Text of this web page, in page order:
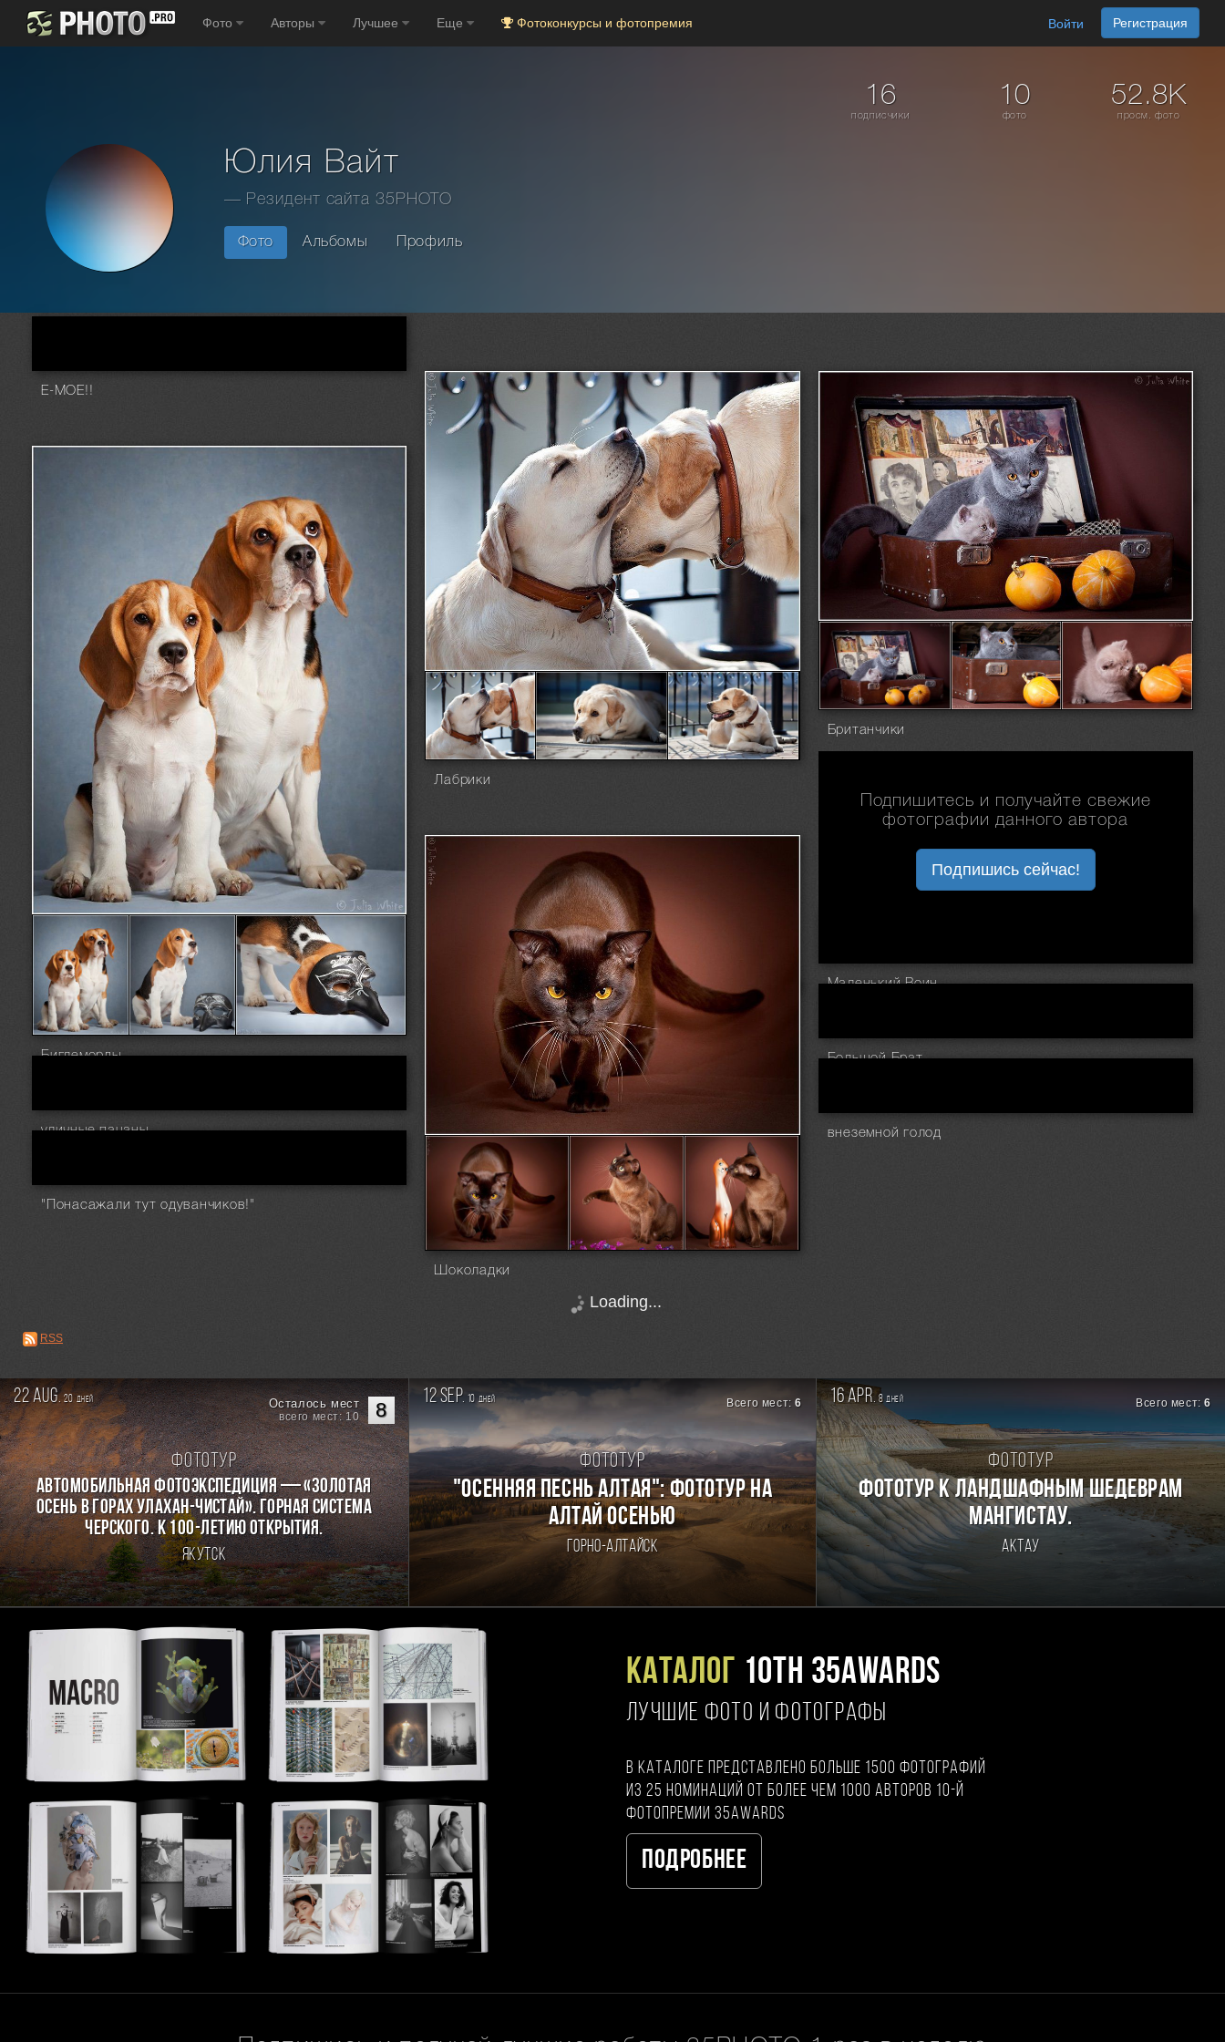
Фото Авторы Лучшее Еще Фотоконкурсы и фотопремия Войти Регистрация
16
подписчики
10
фото
52.8K
просм. фото
Юлия Вайт
— Резидент сайта 35PHOTO
Фото Альбомы Профиль
Ё-МОЁ!!
Лабрики
Британчики
Биглеморды
Подпишитесь и получайте свежие
фотографии данного автора
Подпишись сейчас!
Шоколадки
Маленький Воин
Большой Брат
уличные пацаны внеземной голод
"Понасажали тут одуванчиков!"
Loading...
RSS
22 aug. 20дней 8
Осталось мест
всего мест: 10
Фототур
Автомобильная фотоэкспедиция — «Золотая
осень в горах Улахан-Чистай». Горная система
Черского. К 100-летию открытия.
Якутск
12 sep. 10дней Всего мест:6
Фототур
"ОСЕННЯЯ ПЕСНЬ АЛТАЯ": ФОТОТУР НА
АЛТАЙ ОСЕНЬЮ
Горно-Алтайск
16 apr. 8дней Всего мест:6
Фототур
Фототур к ландшафным шедеврам
Мангистау.
Актау
Каталог 10TH 35AWARDS
ЛУЧШИЕ ФОТО И ФОТОГРАФЫ
В каталоге представлено больше 1500 фотографий
из 25 номинаций от более чем 1000 авторов 10-й
фотопремии 35AWARDS
Подробнее